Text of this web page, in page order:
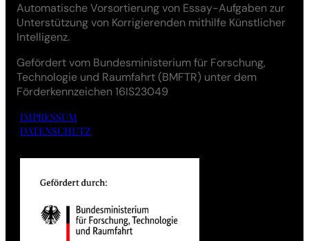
Automatische Vorsortierung von Essay-Aufgaben zur
Unterstützung von Korrigierenden mithilfe Künstlicher
Intelligenz.
Gefördert vom Bundesministerium für Forschung,
Technologie und Raumfahrt (BMFTR) unter dem
Förderkennzeichen 16IS23049
IMPRESSUM
DATENSCHUTZ